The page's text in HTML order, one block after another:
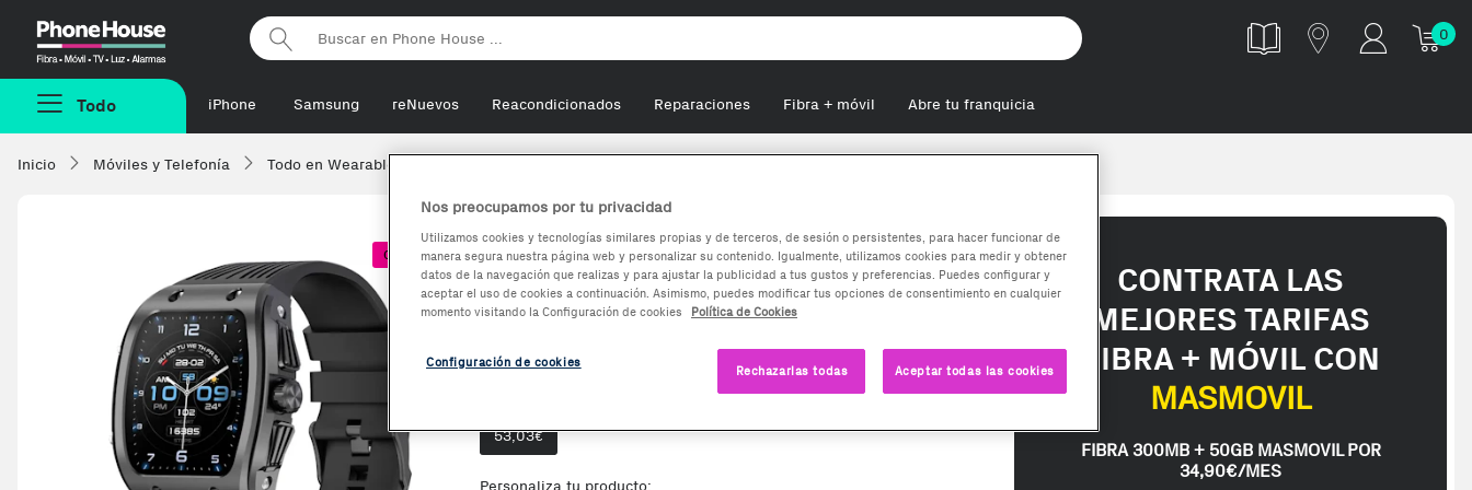
Phonehouse
0
Todo iPhone Samsung reNuevos Reacondicionados Reparaciones Fibra + móvil Abre tu franquicia
Inicio Móviles y Telefonía Todo en Wearables
Ksix Hero 2
Coste + 1€
53,03
53,03€
Personaliza tu producto:
CONTRATA LAS
MEJORES TARIFAS
FIBRA + MÓVIL CON
MASMOVIL
FIBRA 300MB + 50GB MASMOVIL POR
34,90€/MES
Nos preocupamos por tu privacidad
Utilizamos cookies y tecnologías similares propias y de terceros, de sesión o persistentes, para hacer funcionar de
manera segura nuestra página web y personalizar su contenido. Igualmente, utilizamos cookies para medir y obtener
datos de la navegación que realizas y para ajustar la publicidad a tus gustos y preferencias. Puedes configurar y
aceptar el uso de cookies a continuación. Asimismo, puedes modificar tus opciones de consentimiento en cualquier
momento visitando la Configuración de cookies
Política de Cookies
Rechazarlas todas Aceptar todas las cookies
Configuración de cookies